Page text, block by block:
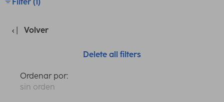
Volver
Delete all filters
Ordenar por:
sin orden